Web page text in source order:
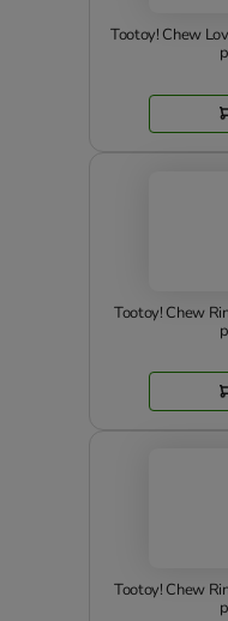
Tootoy! Chew
Tootoy! Chew
Tootoy! Chew